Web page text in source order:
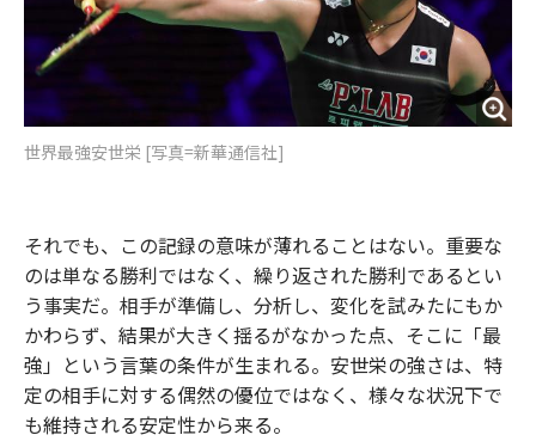
世界最強安世栄 [写真=新華通信社]
それでも、この記録の意味が薄れることはない。重要な
のは単なる勝利ではなく、繰り返された勝利であるとい
う事実だ。相手が準備し、分析し、変化を試みたにもか
かわらず、結果が大きく揺るがなかった点、そこに「最
強」という言葉の条件が生まれる。安世栄の強さは、特
定の相手に対する偶然の優位ではなく、様々な状況下で
も維持される安定性から来る。